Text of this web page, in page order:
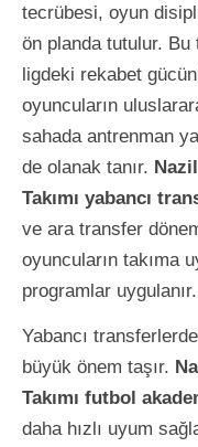
tecrübesi, oyun
ön planda tutulur. Bu
ligdeki rekabet
oyuncuların
sahada antrenman
de olanak tanır.
Takımı yabancı
ve ara transfer
oyuncuların takıma
programlar uygulanır.
Yabancı
büyük önem taşır.
Takımı futbol
daha hızlı uyum